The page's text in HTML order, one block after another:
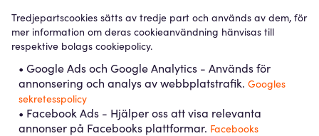
Tredjepartscookies sätts av tredje part och används av dem, för
mer information om deras cookieanvändning hänvisas till
respektive bolags cookiepolicy.
• Google Ads och Google Analytics - Används för
annonsering och analys av webbplatstrafik. Googles
sekretesspolicy
• Facebook Ads - Hjälper oss att visa relevanta
annonser på Facebooks plattformar. Facebooks